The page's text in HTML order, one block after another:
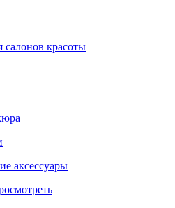
салонов красоты
аксессуары